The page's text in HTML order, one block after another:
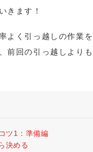
きます！
よく引っ越しの作業
前回の引っ越しより
ツ1：準備編
決める